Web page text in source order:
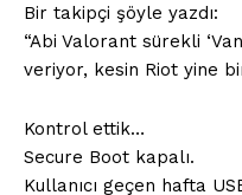
Bir takipçi şöyle yazdı:
“Abi Valorant sürekli
veriyor, kesin Riot yine
Kontrol ettik…
Secure Boot kapalı.
Kullanıcı geçen hafta